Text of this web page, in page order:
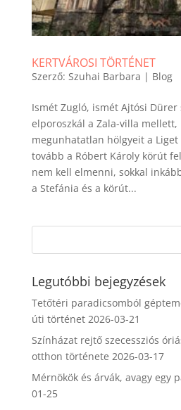
KERTVÁROSI TÖRTÉNET
Szerző: Szuhai Barbara | Blog
Ismét Zugló, ismét Ajtósi Dürer
elporoszkál a Zala-villa
megunhatatlan hölgyeit a
tovább a Róbert Károly körút
nem kell elmenni, sokkal
a Stefánia és a körút...
Legutóbbi bejegyzések
Tetőtéri paradicsomból
úti történet 2026-03-21
Színházat rejtő szecessziós
otthon története 2026-03-17
Mérnökök és árvák, avagy egy
01-25